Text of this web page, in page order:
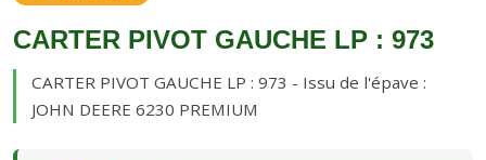
CARTER PIVOT GAUCHE LP : 973
CARTER PIVOT GAUCHE LP : 973 - Issu de l'épave :
JOHN DEERE 6230 PREMIUM